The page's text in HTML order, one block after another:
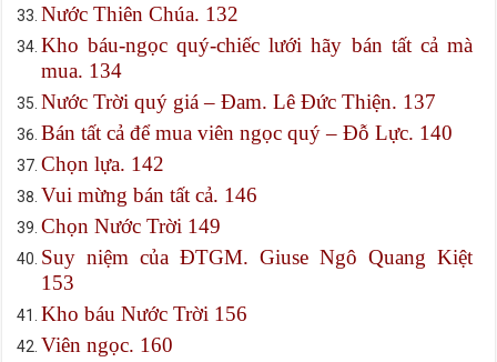
Nước Thiên Chúa. 132
Kho báu-ngọc quý-chiếc lưới hãy bán tất cả mà
mua. 134
Nước Trời quý giá – Đam. Lê Đức Thiện. 137
Bán tất cả để mua viên ngọc quý – Đỗ Lực. 140
Chọn lựa. 142
Vui mừng bán tất cả. 146
Chọn Nước Trời 149
Suy niệm của ĐTGM. Giuse Ngô Quang Kiệt
153
Kho báu Nước Trời 156
Viên ngọc. 160